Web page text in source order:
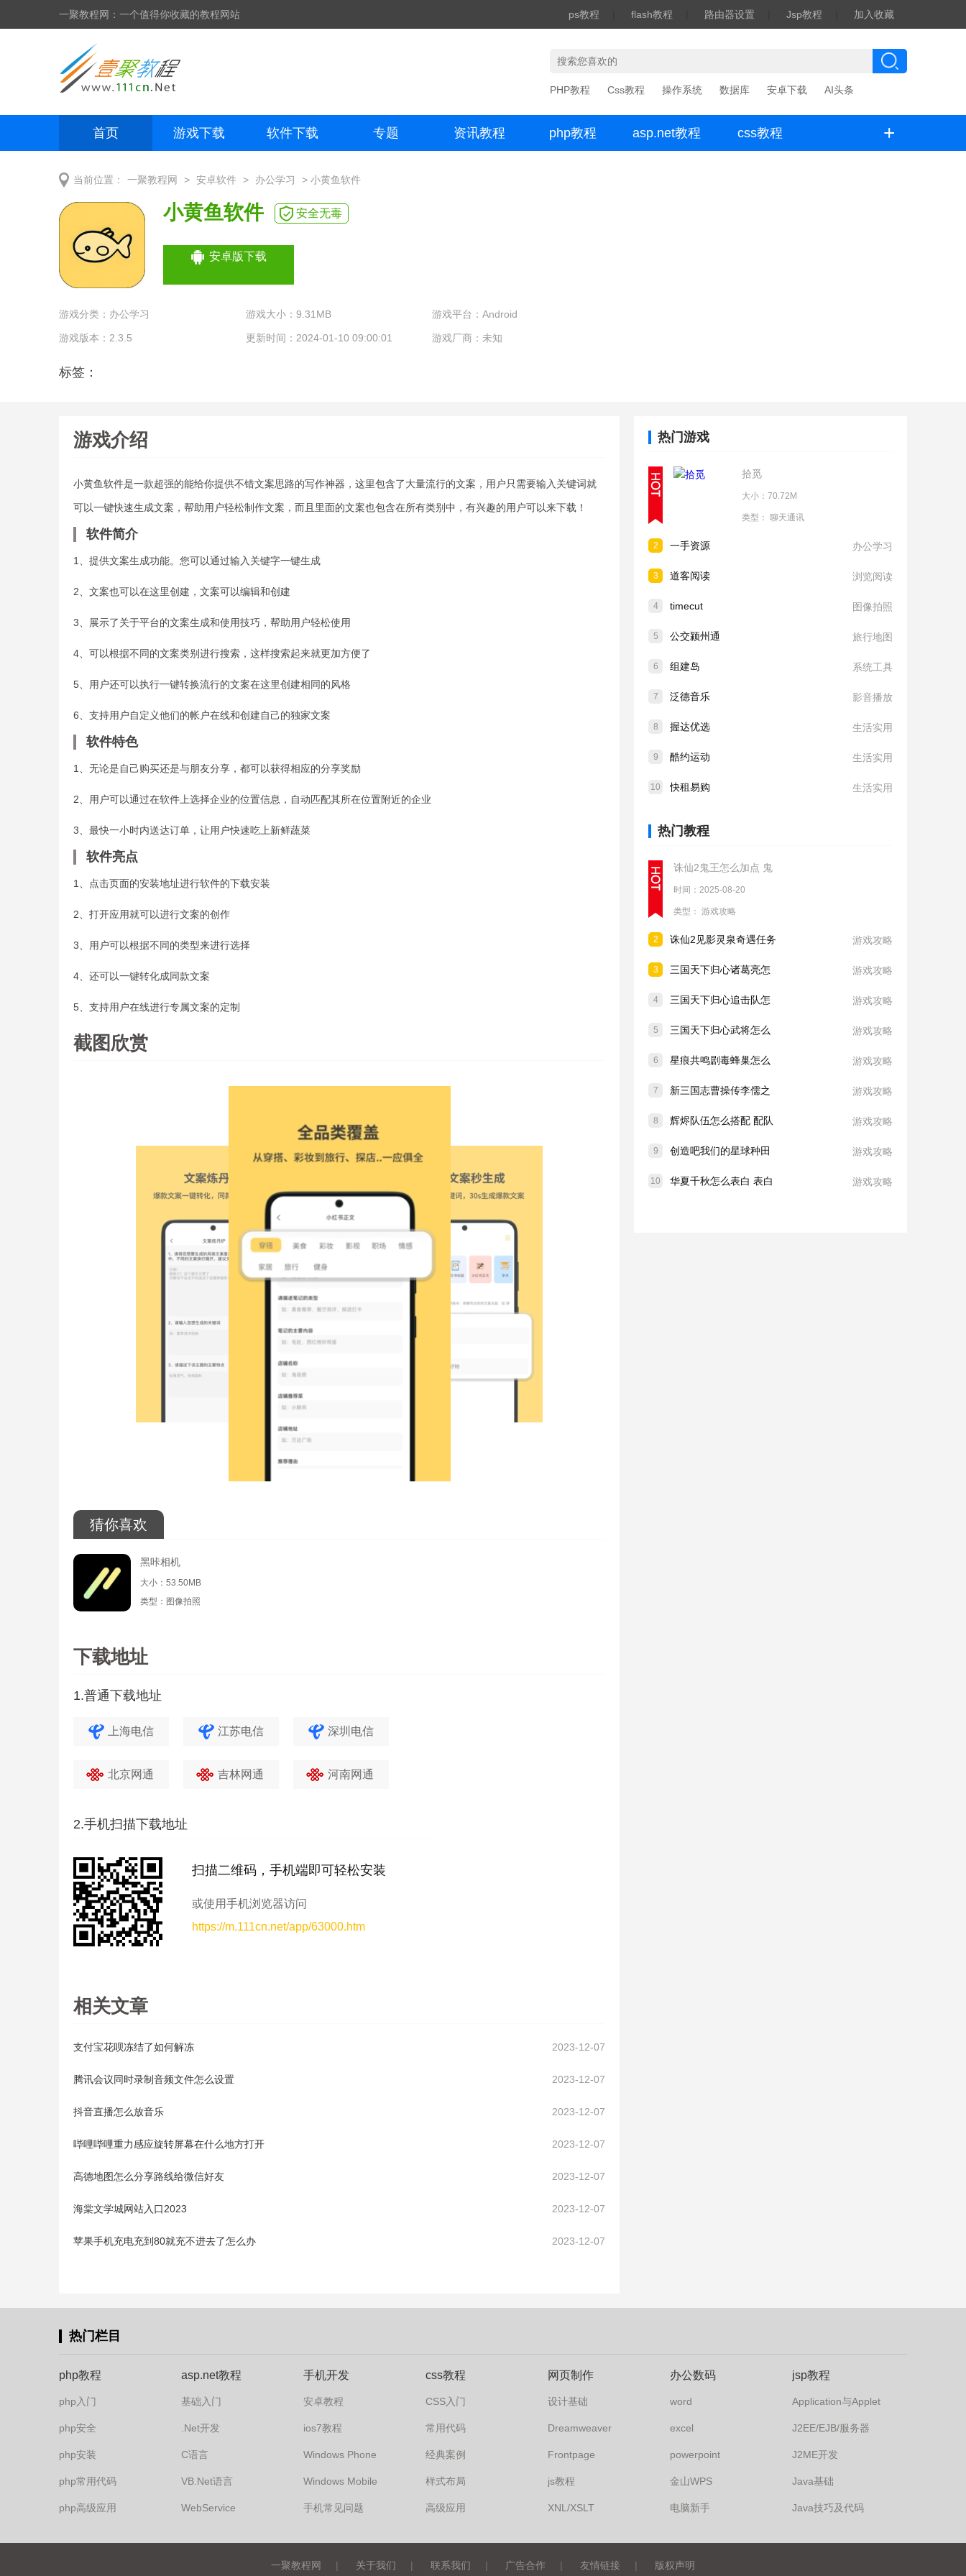
一聚教程网：一个值得你收藏的教程网站 ps教程 flash教程 路由器设置 Jsp教程 加入收藏
PHP教程 Css教程 操作系统 数据库 安卓下载 AI头条
首页 游戏下载 软件下载 专题 资讯教程 php教程 asp.net教程 css教程 +
当前位置： 一聚教程网 > 安卓软件 > 办公学习 > 小黄鱼软件
小黄鱼软件 安全无毒
安卓版下载
游戏分类： 办公学习 游戏大小：9.31MB 游戏平台：Android
游戏版本：2.3.5 更新时间：2024-01-10 09:00:01 游戏厂商：未知
标签：
游戏介绍
小黄鱼软件是一款超强的能给你提供不错文案思路的写作神器，这里包含了大量流行的文案，用户只需要输入关键词就
可以一键快速生成文案，帮助用户轻松制作文案，而且里面的文案也包含在所有类别中，有兴趣的用户可以来下载！
软件简介
1、提供文案生成功能。您可以通过输入关键字一键生成
2、文案也可以在这里创建，文案可以编辑和创建
3、展示了关于平台的文案生成和使用技巧，帮助用户轻松使用
4、可以根据不同的文案类别进行搜索，这样搜索起来就更加方便了
5、用户还可以执行一键转换流行的文案在这里创建相同的风格
6、支持用户自定义他们的帐户在线和创建自己的独家文案
软件特色
1、无论是自己购买还是与朋友分享，都可以获得相应的分享奖励
2、用户可以通过在软件上选择企业的位置信息，自动匹配其所在位置附近的企业
3、最快一小时内送达订单，让用户快速吃上新鲜蔬菜
软件亮点
1、点击页面的安装地址进行软件的下载安装
2、打开应用就可以进行文案的创作
3、用户可以根据不同的类型来进行选择
4、还可以一键转化成同款文案
5、支持用户在线进行专属文案的定制
截图欣赏
猜你喜欢
黑咔相机
大小：53.50MB
类型：图像拍照
下载地址
1.普通下载地址
上海电信 江苏电信 深圳电信
北京网通 吉林网通 河南网通
2.手机扫描下载地址
扫描二维码，手机端即可轻松安装
或使用手机浏览器访问
https://m.111cn.net/app/63000.htm
相关文章
支付宝花呗冻结了如何解冻 2023-12-07
腾讯会议同时录制音频文件怎么设置 2023-12-07
抖音直播怎么放音乐 2023-12-07
哔哩哔哩重力感应旋转屏幕在什么地方打开 2023-12-07
高德地图怎么分享路线给微信好友 2023-12-07
海棠文学城网站入口2023 2023-12-07
苹果手机充电充到80就充不进去了怎么办 2023-12-07
热门游戏
拾觅
大小：70.72M
类型： 聊天通讯
2 一手资源 办公学习
3 道客阅读 浏览阅读
4 timecut 图像拍照
5 公交颍州通 旅行地图
6 组建岛 系统工具
7 泛德音乐 影音播放
8 握达优选 生活实用
9 酷约运动 生活实用
10 快租易购 生活实用
热门教程
诛仙2鬼王怎么加点 鬼
时间：2025-08-20
类型： 游戏攻略
2 诛仙2见影灵泉奇遇任务 游戏攻略
3 三国天下归心诸葛亮怎 游戏攻略
4 三国天下归心追击队怎 游戏攻略
5 三国天下归心武将怎么 游戏攻略
6 星痕共鸣剧毒蜂巢怎么 游戏攻略
7 新三国志曹操传李儒之 游戏攻略
8 辉烬队伍怎么搭配 配队 游戏攻略
9 创造吧我们的星球种田 游戏攻略
10 华夏千秋怎么表白 表白 游戏攻略
热门栏目
php教程
php入门
php安全
php安装
php常用代码
php高级应用
asp.net教程
基础入门
.Net开发
C语言
VB.Net语言
WebService
手机开发
安卓教程
ios7教程
Windows Phone
Windows Mobile
手机常见问题
css教程
CSS入门
常用代码
经典案例
样式布局
高级应用
网页制作
设计基础
Dreamweaver
Frontpage
js教程
XNL/XSLT
办公数码
word
excel
powerpoint
金山WPS
电脑新手
jsp教程
Application与Applet
J2EE/EJB/服务器
J2ME开发
Java基础
Java技巧及代码
一聚教程网 | 关于我们 | 联系我们 | 广告合作 | 友情链接 | 版权声明